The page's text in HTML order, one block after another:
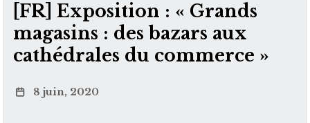
[FR] Exposition : « Grands
magasins : des bazars aux
cathédrales du commerce »
8 juin, 2020